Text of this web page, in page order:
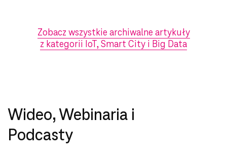
Zobacz wszystkie archiwalne artykuły
z kategorii IoT, Smart City i Big Data
Wideo, Webinaria i
Podcasty